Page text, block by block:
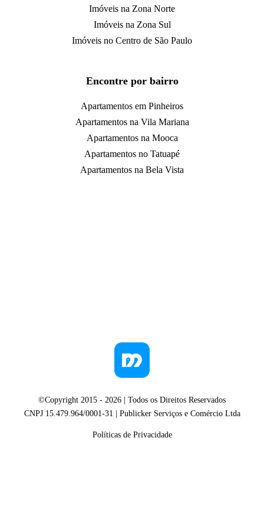
Imóveis na Zona Norte
Imóveis na Zona Sul
Imóveis no Centro de São Paulo
Encontre por bairro
Apartamentos em Pinheiros
Apartamentos na Vila Mariana
Apartamentos na Mooca
Apartamentos no Tatuapé
Apartamentos na Bela Vista
©Copyright 2015 - 2026 | Todos os Direitos Reservados
CNPJ 15.479.964/0001-31 | Publicker Serviços e Comércio Ltda
Políticas de Privacidade